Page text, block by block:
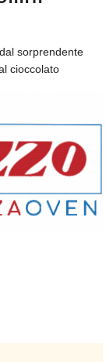
sorprendente
cioccolato